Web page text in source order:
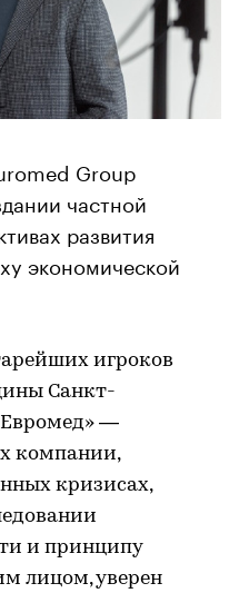
Group
частной
развития
экономической
игроков
Санкт-
—
компании,
кризисах,
и принципу
лицом, уверен